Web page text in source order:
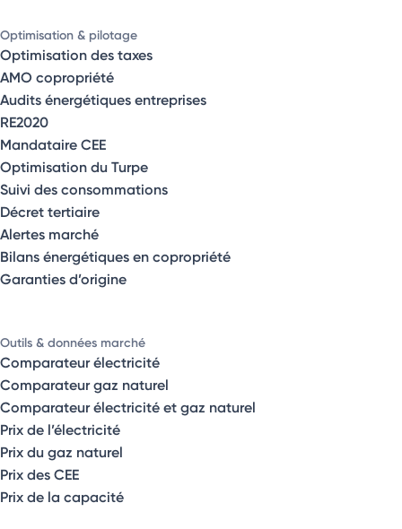
Optimisation & pilotage
Optimisation des taxes
AMO copropriété
Audits énergétiques entreprises
RE2020
Mandataire CEE
Optimisation du Turpe
Suivi des consommations
Décret tertiaire
Alertes marché
Bilans énergétiques en copropriété
Garanties d’origine
Outils & données marché
Comparateur électricité
Comparateur gaz naturel
Comparateur électricité et gaz naturel
Prix de l’électricité
Prix du gaz naturel
Prix des CEE
Prix de la capacité